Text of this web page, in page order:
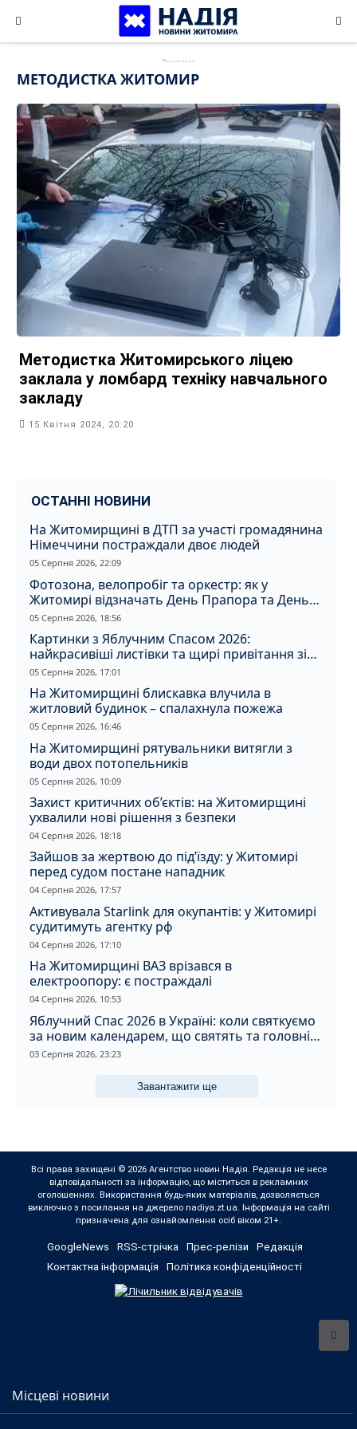
content
МЕТОДИСТКА ЖИТОМИР
Методистка Житомирського ліцею
заклала у ломбард техніку навчального
закладу
15 Квітня 2024, 20:20
ОСТАННІ НОВИНИ
На Житомирщині в ДТП за участі громадянина
Німеччини постраждали двоє людей
05 Серпня 2026, 22:09
Фотозона, велопробіг та оркестр: як у
Житомирі відзначать День Прапора та День
Незалежності
05 Серпня 2026, 18:56
Картинки з Яблучним Спасом 2026:
найкрасивіші листівки та щирі привітання зі
святом
05 Серпня 2026, 17:01
На Житомирщині блискавка влучила в
житловий будинок – спалахнула пожежа
05 Серпня 2026, 16:46
На Житомирщині рятувальники витягли з
води двох потопельників
05 Серпня 2026, 10:09
Захист критичних об’єктів: на Житомирщині
ухвалили нові рішення з безпеки
04 Серпня 2026, 18:18
Зайшов за жертвою до під’їзду: у Житомирі
перед судом постане нападник
04 Серпня 2026, 17:57
Активувала Starlink для окупантів: у Житомирі
судитимуть агентку рф
04 Серпня 2026, 17:10
На Житомирщині ВАЗ врізався в
електроопору: є постраждалі
04 Серпня 2026, 10:53
Яблучний Спас 2026 в Україні: коли святкуємо
за новим календарем, що святять та головні
прикмети дня
03 Серпня 2026, 23:23
Завантажити ще
Всі права захищені © 2026 Агентство новин Надія. Редакція не несе
відповідальності за інформацію, що міститься в рекламних
оголошеннях. Використання будь-яких матеріалів, дозволяється
виключно з посилання на джерело nadiya.zt.ua. Інформація на сайті
призначена для ознайомлення осіб віком 21+.
GoogleNews RSS-стрічка Прес-релізи
Редакція
Контактна інформація
Політика конфіденційності
Місцеві новини